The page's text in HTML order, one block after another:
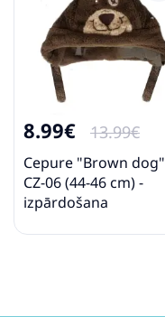
8.99€ 13.99€
Cepure "Brown dog"
CZ-06 (44-46 cm) -
izpārdošana